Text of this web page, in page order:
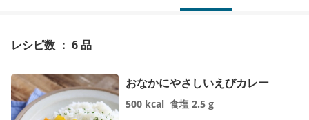
レシピ数 ： 6 品
おなかにやさしいえびカレー
500 kcal 食塩 2.5 g